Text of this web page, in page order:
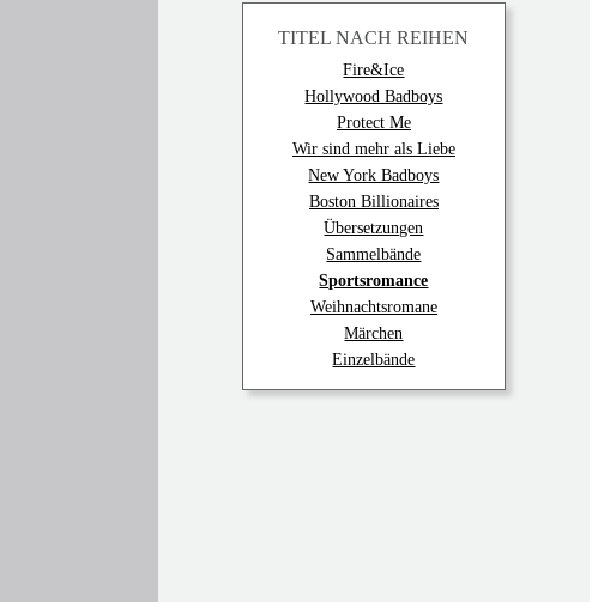
TITEL NACH REIHEN
Fire&Ice
Hollywood Badboys
Protect Me
Wir sind mehr als Liebe
New York Badboys
Boston Billionaires
Übersetzungen
Sammelbände
Sportsromance
Weihnachtsromane
Märchen
Einzelbände